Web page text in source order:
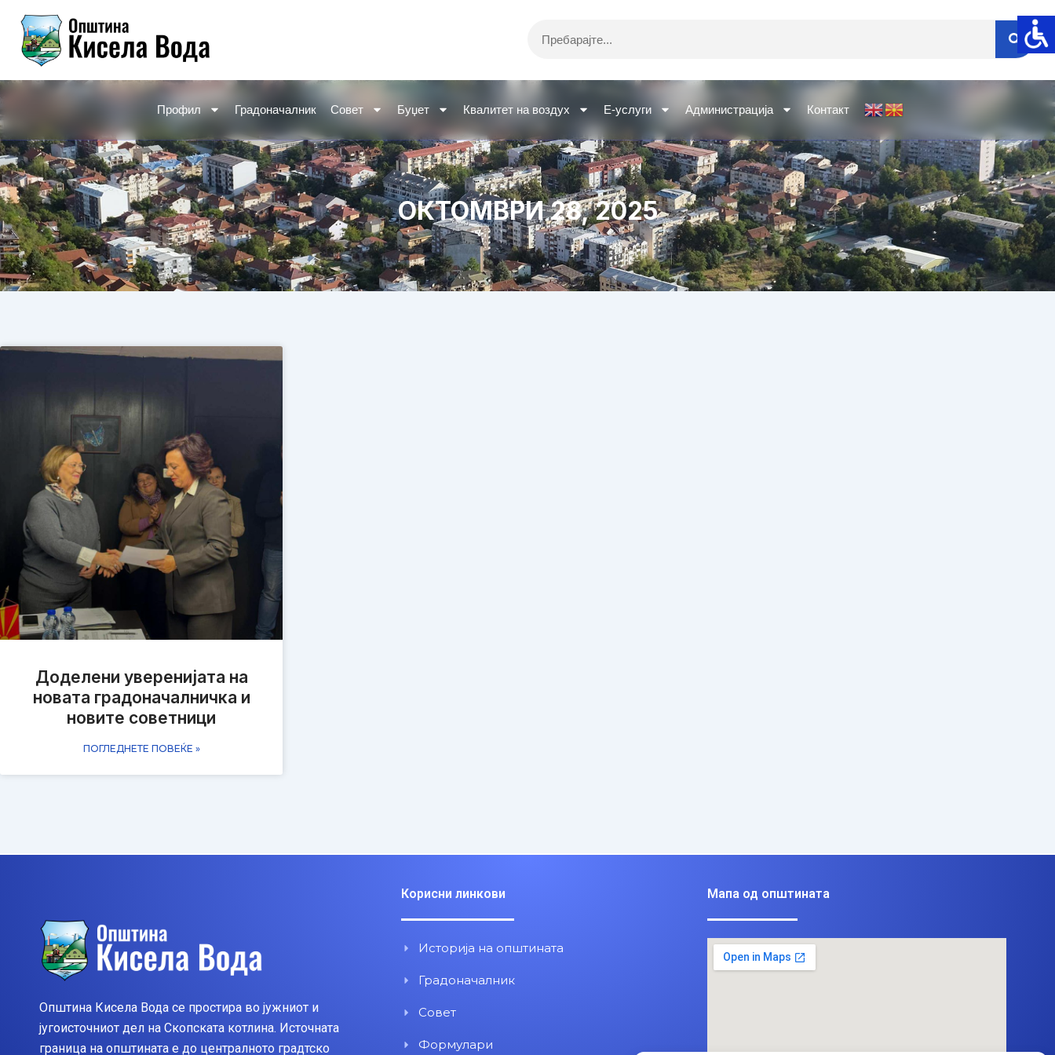
content
Профил Градоначалник Совет Буџет Квалитет на воздух Е-услуги Администрација Контакт
ОКТОМВРИ 28, 2025
Доделени уверенијата на
новата градоначалничка и
новите советници
ПОГЛЕДНЕТЕ ПОВЕЌЕ »
Општина Кисела Вода се простира во јужниот и
југоисточниот дел на Скопската котлина. Источната
граница на општината е до централното градтско
Корисни линкови
Историја на општината
Градоначалник
Совет
Формулари
Мапа од општината